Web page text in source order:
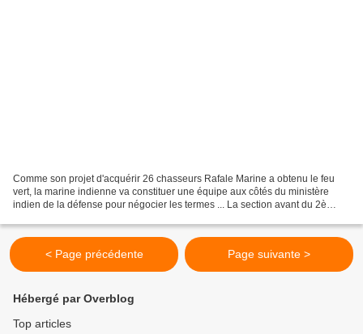
Comme son projet d'acquérir 26 chasseurs Rafale Marine a obtenu le feu
vert, la marine indienne va constituer une équipe aux côtés du ministère
indien de la défense pour négocier les termes ... La section avant du 2è
< Page précédente Page suivante >
Hébergé par Overblog
Top articles